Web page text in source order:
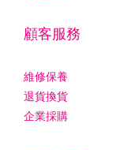
顧客服務
維修保養
退貨換貨
企業採購